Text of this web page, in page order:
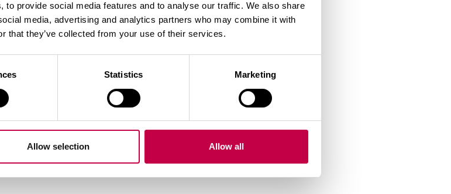
to provide social media features and to analyse our traffic. We also share
media, advertising and analytics partners who may combine it with
that they’ve collected from your use of their services.
Statistics Marketing
Allow selection Allow all
liittyviä tuotteita